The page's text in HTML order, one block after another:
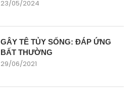
23/05/2024
GÂY TÊ TỦY SỐNG: ĐÁP ỨNG
BẤT THƯỜNG
29/06/2021